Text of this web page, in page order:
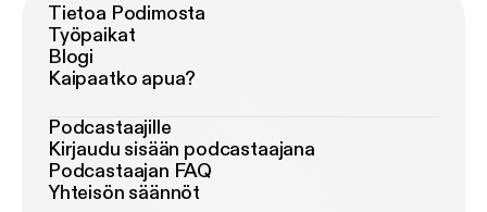
Tietoa Podimosta
Työpaikat
Blogi
Kaipaatko apua?
Podcastaajille
Kirjaudu sisään podcastaajana
Podcastaajan FAQ
Yhteisön säännöt